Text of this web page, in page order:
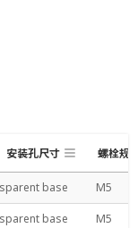
安装孔尺寸 螺栓规
base M5
base M5